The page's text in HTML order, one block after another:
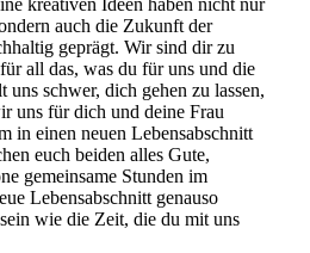
kreativen Ideen haben nicht nur
auch die Zukunft der
geprägt. Wir sind dir zu
all das, was du für uns und die
uns schwer, dich gehen zu lassen,
uns für dich und deine Frau
in einen neuen Lebensabschnitt
euch beiden alles Gute,
gemeinsame Stunden im
Lebensabschnitt genauso
wie die Zeit, die du mit uns